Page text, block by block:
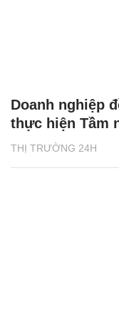
THỊ TRƯỜNG 24H
Doanh nghiệp
thực hiện Tầm